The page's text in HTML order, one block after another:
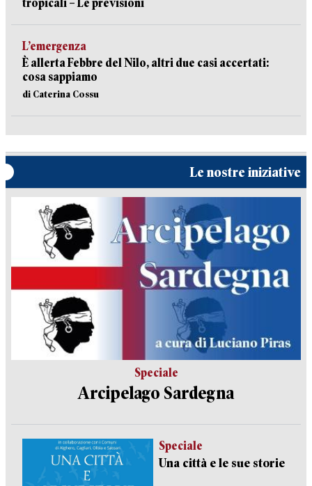
tropicali – Le previsioni
L’emergenza
È allerta Febbre del Nilo, altri due casi accertati:
cosa sappiamo
di Caterina Cossu
Le nostre iniziative
Speciale
Arcipelago Sardegna
Speciale
Una città e le sue storie